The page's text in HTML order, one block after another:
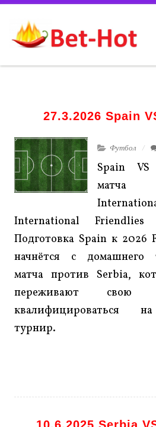
27.3.2026 Spain
Футбол
Spain VS
матча
International
Подготовка Spain к 2026
начнётся с домашнего
матча против Serbia,
переживают свою
квалифицироваться
турнир.